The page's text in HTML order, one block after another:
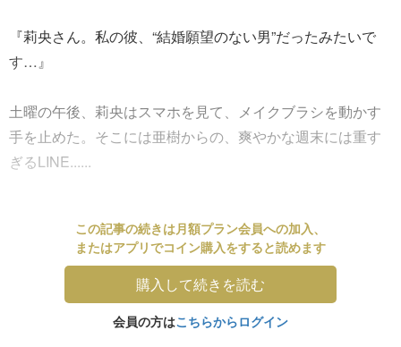
『莉央さん。私の彼、“結婚願望のない男”だったみたいで
す…』
土曜の午後、莉央はスマホを見て、メイクブラシを動かす
手を止めた。そこには亜樹からの、爽やかな週末には重す
ぎるLINE......
この記事の続きは月額プラン会員への加入、
またはアプリでコイン購入をすると読めます
購入して続きを読む
会員の方はこちらからログイン